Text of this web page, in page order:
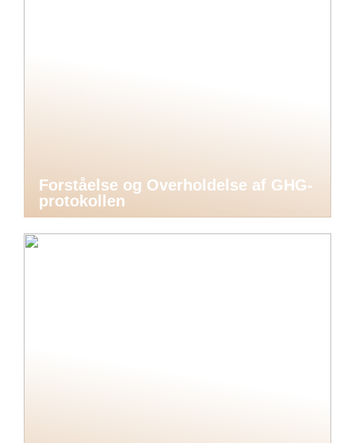
Forståelse og Overholdelse af GHG-
protokollen